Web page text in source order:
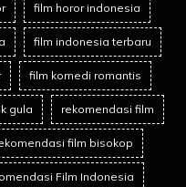
film horor indonesia
film indonesia terbaru
film komedi romantis
gula rekomendasi film
film bisokop
Film Indonesia